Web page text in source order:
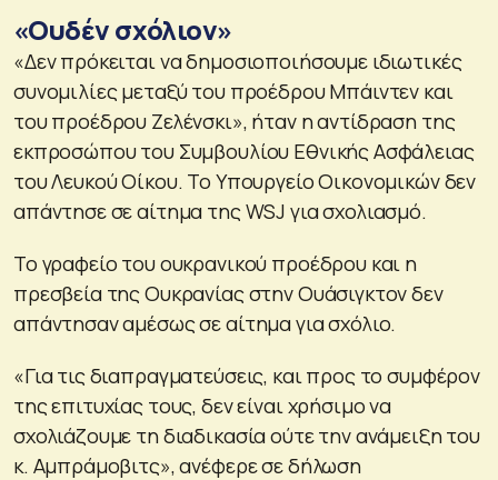
«Ουδέν σχόλιον»
«Δεν πρόκειται να δημοσιοποιήσουμε ιδιωτικές
συνομιλίες μεταξύ του προέδρου Μπάιντεν και
του προέδρου Ζελένσκι», ήταν η αντίδραση της
εκπροσώπου του Συμβουλίου Εθνικής Ασφάλειας
του Λευκού Οίκου. Το Υπουργείο Οικονομικών δεν
απάντησε σε αίτημα της WSJ για σχολιασμό.
Το γραφείο του ουκρανικού προέδρου και η
πρεσβεία της Ουκρανίας στην Ουάσιγκτον δεν
απάντησαν αμέσως σε αίτημα για σχόλιο.
«Για τις διαπραγματεύσεις, και προς το συμφέρον
της επιτυχίας τους, δεν είναι χρήσιμο να
σχολιάζουμε τη διαδικασία ούτε την ανάμειξη του
κ. Αμπράμοβιτς», ανέφερε σε δήλωση